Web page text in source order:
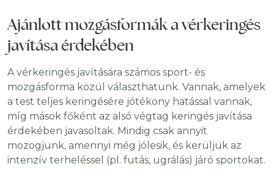
Ajánlott mozgásformák a vérkeringés
javítása érdekében
A vérkeringés javítására számos sport- és
mozgásforma közül választhatunk. Vannak, amelyek
a test teljes keringésére jótékony hatással vannak,
míg mások főként az alsó végtag keringés javítása
érdekében javasoltak. Mindig csak annyit
mozogjunk, amennyi még jólesik, és kerüljük az
intenzív terheléssel (pl. futás, ugrálás) járó sportokat.